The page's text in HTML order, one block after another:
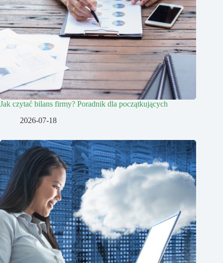
Jak czytać bilans firmy? Poradnik dla początkujących
2026-07-18